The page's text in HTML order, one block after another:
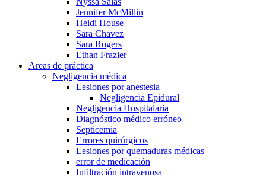
Jennifer McMillin
Heidi House
Sara Chavez
Sara Rogers
Ethan Frazier
Areas de práctica
Negligencia médica
Lesiones por anestesia
Negligencia Epidural
Negligencia Hospitalaria
Diagnóstico médico erróneo
Septicemia
Errores quirúrgicos
Lesiones por quemaduras médicas
error de medicación
Infiltración intravenosa